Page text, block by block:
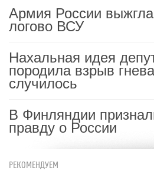
Армия России
логово ВСУ
Нахальная идея
породила взрыв
случилось
В Финляндии
правду о России
РЕКОМЕНДУЕМ